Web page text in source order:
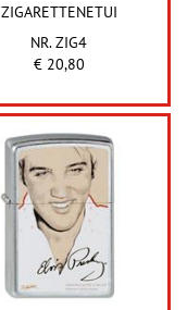
ZIGARETTENETUI
NR. ZIG4
€ 20,80